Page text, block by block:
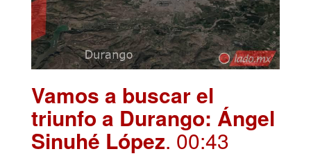
Vamos a buscar el
triunfo a Durango: Ángel
Sinuhé López. 00:43